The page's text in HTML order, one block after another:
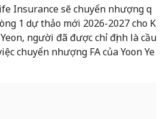
Insurance sẽ chuyển nhượng q
1 dự thảo mới 2026-2027 cho K
người đã được chỉ định là cầu
chuyển nhượng FA của Yoon Ye